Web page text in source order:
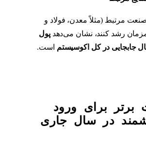
مرتبط (مثلاً معدن، فولاد و
رشد کنند، نشان می‌دهدپول
جابجایی در کل اکوسیستم است.
برتر برای ورود
در سال جاری